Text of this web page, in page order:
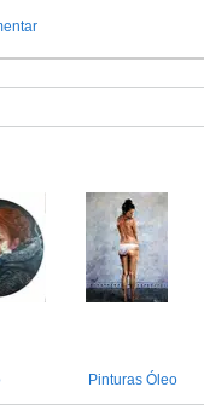
Pinturas Óleo